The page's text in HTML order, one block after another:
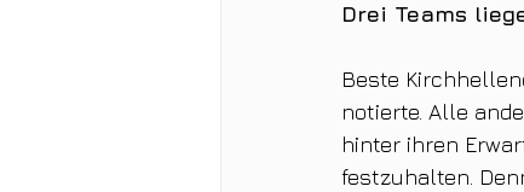
Drei Teams
Beste
notierte. Alle
hinter ihren
festzuhalten.